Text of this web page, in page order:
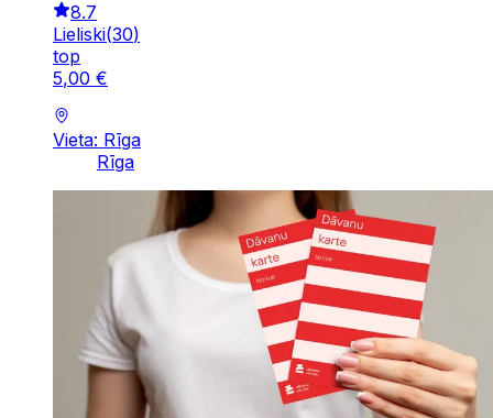
8.7
Lieliski(30)
top
5,00 €
Vieta: Rīga
Rīga